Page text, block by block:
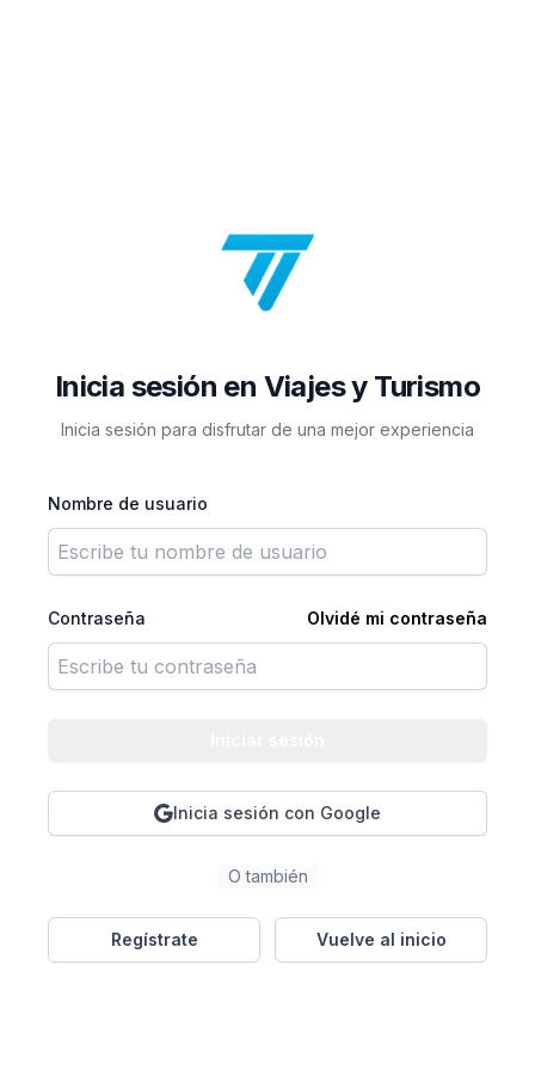
Inicia sesión en Viajes y Turismo
Inicia sesión para disfrutar de una mejor experiencia
Nombre de usuario
Contraseña Olvidé mi contraseña
Inicia sesión con Google
O también
Regístrate Vuelve al inicio